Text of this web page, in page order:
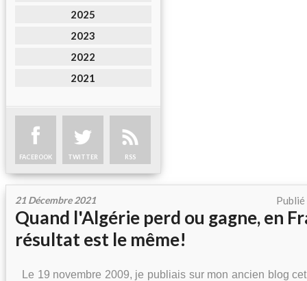
2025
2023
2022
2021
FACEBOOK TWITTER RSS
21 Décembre 2021
Quand l'Algérie perd ou gagne, en
résultat est le même!
Le 19 novembre 2009, je publiais sur mon ancien blog